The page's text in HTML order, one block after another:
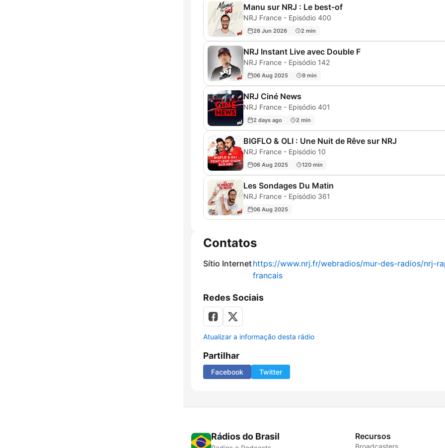
Manu sur NRJ : Le best-of
NRJ France - Episódio 400
26 Jun 2026 2 min
NRJ Instant Live avec Double F
NRJ France - Episódio 142
06 Aug 2025 9 min
NRJ Ciné News
NRJ France - Episódio 401
2 days ago 2 min
BIGFLO & OLI : Une Nuit de Rêve sur NRJ
NRJ France - Episódio 10
06 Aug 2025 120 min
Les Sondages Du Matin
NRJ France - Episódio 361
06 Aug 2025
Contatos
Sítio Internethttps://www.nrj.fr/webradios/mur-des-radios/nrj-
francais
Redes Sociais
Atualizar a informação desta rádio
Partilhar
Facebook Twitter
Rádios do Brasil Recursos